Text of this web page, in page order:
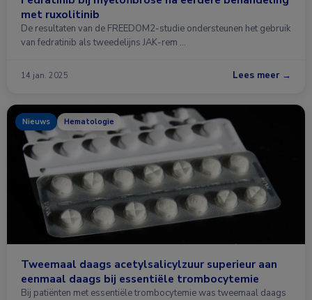
met ruxolitinib
De resultaten van de FREEDOM2-studie ondersteunen het gebruik
van fedratinib als tweedelijns JAK-rem …
14 jan. 2025 Lees meer →
Nieuws Hematologie
Tweemaal daags acetylsalicylzuur superieur aan
eenmaal daags bij essentiële trombocytemie
Bij patiënten met essentiële trombocytemie was tweemaal daags